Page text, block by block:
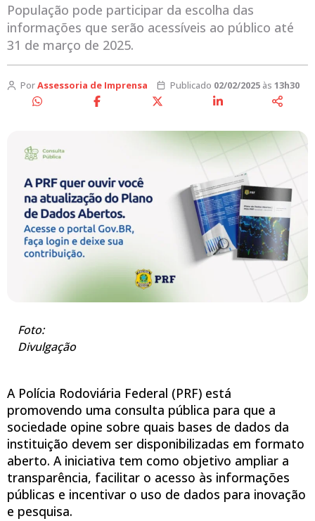
População pode participar da escolha das
informações que serão acessíveis ao público até
31 de março de 2025.
PorAssessoria de Imprensa Publicado 02/02/2025às 13h30
Foto:
Divulgação
A Polícia Rodoviária Federal (PRF) está
promovendo uma consulta pública para que a
sociedade opine sobre quais bases de dados da
instituição devem ser disponibilizadas em formato
aberto. A iniciativa tem como objetivo ampliar a
transparência, facilitar o acesso às informações
públicas e incentivar o uso de dados para inovação
e pesquisa.